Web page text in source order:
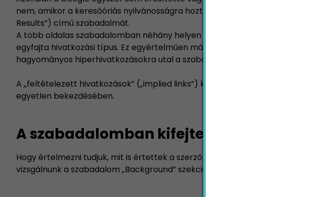
nem, amikor a keresőóriás nyilvánosságra hozta a „Keresőtalálatok
Results”) című szabadalmát.
A több oldalas szabadalomban néhány helyen megjelenik a „feltételezett
egyfajta hivatkozási típus. Ez egyértelműen más, mint a „konkrét
hagyományos hiperhivatkozásokra utal a szabadalomban.
A „feltételezett hivatkozások” („implied links”) kifejezés csupán néhányszor
egyetlen bekezdésében.
A szabadalomban kifejtett két fő
Hogy értelmezni tudjuk, mit is értettek a szerzők a „feltételezett
vizsgálnunk a szabadalom „Background” szekcióját.